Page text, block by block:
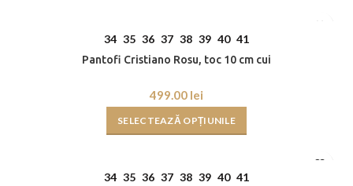
34 35 36 37 38 39 40 41
Pantofi Cristiano Rosu, toc 10 cm cui
lei
SELECTEAZĂ OPȚIUNILE
34 35 36 37 38 39 40 41